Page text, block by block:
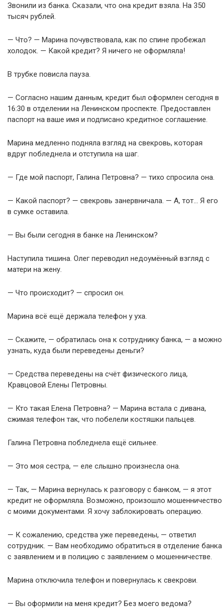
Звонили из банка. Сказали, что она кредит взяла. На 350
тысяч рублей.
— Что? — Марина почувствовала, как по спине пробежал
холодок. — Какой кредит? Я ничего не оформляла!
В трубке повисла пауза.
— Согласно нашим данным, кредит был оформлен сегодня в
16:30 в отделении на Ленинском проспекте. Предоставлен
паспорт на ваше имя и подписано кредитное соглашение.
Марина медленно подняла взгляд на свекровь, которая
вдруг побледнела и отступила на шаг.
— Где мой паспорт, Галина Петровна? — тихо спросила она.
— Какой паспорт? — свекровь занервничала. — А, тот… Я его
в сумке оставила.
— Вы были сегодня в банке на Ленинском?
Наступила тишина. Олег переводил недоумённый взгляд с
матери на жену.
— Что происходит? — спросил он.
Марина всё ещё держала телефон у уха.
— Скажите, — обратилась она к сотруднику банка, — а можно
узнать, куда были переведены деньги?
— Средства переведены на счёт физического лица,
Кравцовой Елены Петровны.
— Кто такая Елена Петровна? — Марина встала с дивана,
сжимая телефон так, что побелели костяшки пальцев.
Галина Петровна побледнела ещё сильнее.
— Это моя сестра, — еле слышно произнесла она.
— Так, — Марина вернулась к разговору с банком, — я этот
кредит не оформляла. Возможно, произошло мошенничество
с моими документами. Я хочу заблокировать операцию.
— К сожалению, средства уже переведены, — ответил
сотрудник. — Вам необходимо обратиться в отделение банка
с заявлением и в полицию с заявлением о мошенничестве.
Марина отключила телефон и повернулась к свекрови.
— Вы оформили на меня кредит? Без моего ведома?